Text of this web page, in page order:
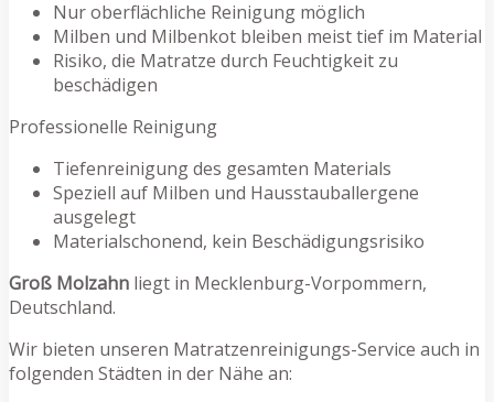
Nur oberflächliche Reinigung möglich
Milben und Milbenkot bleiben meist tief im Material
Risiko, die Matratze durch Feuchtigkeit zu
beschädigen
Professionelle Reinigung
Tiefenreinigung des gesamten Materials
Speziell auf Milben und Hausstauballergene
ausgelegt
Materialschonend, kein Beschädigungsrisiko
Groß Molzahn liegt in Mecklenburg-Vorpommern,
Deutschland.
Wir bieten unseren Matratzenreinigungs-Service auch in
folgenden Städten in der Nähe an: